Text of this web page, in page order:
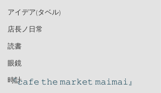
アイデア(タベル)
店長ノ日常
読書
眼鏡
時計
『𝚌𝚊𝚏𝚎 𝚝𝚑𝚎 𝚖𝚊𝚛𝚔𝚎𝚝 𝚖𝚊𝚒𝚖𝚊𝚒』